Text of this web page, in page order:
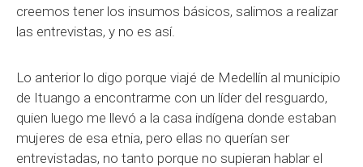
creemos tener los insumos básicos, salimos a realizar
las entrevistas, y no es así.
Lo anterior lo digo porque viajé de Medellín al municipio
de Ituango a encontrarme con un líder del resguardo,
quien luego me llevó a la casa indígena donde estaban
mujeres de esa etnia, pero ellas no querían ser
entrevistadas, no tanto porque no supieran hablar el